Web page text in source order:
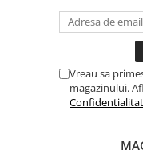
Vreau sa
magazinului.